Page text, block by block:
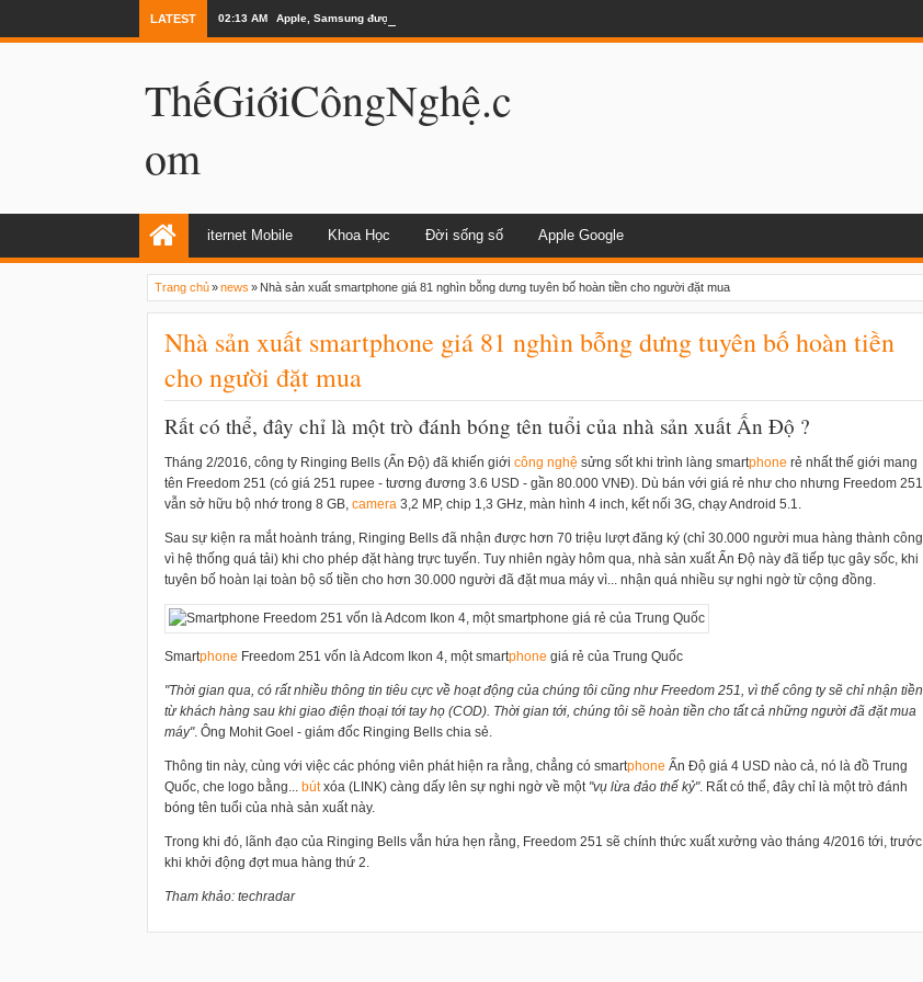
LATEST 02:13 AM Apple, Samsung được kêu gọi chặn ứng dụng khi lái xe
ThếGiớiCôngNghệ.c
om
iternet Mobile Khoa Học Đời sống số Apple Google
Trang chủ»news » Nhà sản xuất smartphone giá 81 nghìn bỗng dưng tuyên bố hoàn tiền cho người đặt mua
Nhà sản xuất smartphone giá 81 nghìn bỗng dưng tuyên bố hoàn tiền
cho người đặt mua
Rất có thể, đây chỉ là một trò đánh bóng tên tuổi của nhà sản xuất Ấn Độ ?
Tháng 2/2016, công ty Ringing Bells (Ấn Độ) đã khiến giới công nghệ sửng sốt khi trình làng smartphone rẻ nhất thế giới mang
tên Freedom 251 (có giá 251 rupee - tương đương 3.6 USD - gần 80.000 VNĐ). Dù bán với giá rẻ như cho nhưng Freedom 251
vẫn sở hữu bộ nhớ trong 8 GB, camera 3,2 MP, chip 1,3 GHz, màn hình 4 inch, kết nối 3G, chạy Android 5.1.
Sau sự kiện ra mắt hoành tráng, Ringing Bells đã nhận được hơn 70 triệu lượt đăng ký (chỉ 30.000 người mua hàng thành công
vì hệ thống quá tải) khi cho phép đặt hàng trực tuyến. Tuy nhiên ngày hôm qua, nhà sản xuất Ấn Độ này đã tiếp tục gây sốc, khi
tuyên bố hoàn lại toàn bộ số tiền cho hơn 30.000 người đã đặt mua máy vì... nhận quá nhiều sự nghi ngờ từ cộng đồng.
Smartphone Freedom 251 vốn là Adcom Ikon 4, một smartphone giá rẻ của Trung Quốc
"Thời gian qua, có rất nhiều thông tin tiêu cực về hoạt động của chúng tôi cũng như Freedom 251, vì thế công ty sẽ chỉ nhận tiền
từ khách hàng sau khi giao điện thoại tới tay họ (COD). Thời gian tới, chúng tôi sẽ hoàn tiền cho tất cả những người đã đặt mua
máy". Ông Mohit Goel - giám đốc Ringing Bells chia sẻ.
Thông tin này, cùng với việc các phóng viên phát hiện ra rằng, chẳng có smartphone Ấn Độ giá 4 USD nào cả, nó là đồ Trung
Quốc, che logo bằng... bútxóa (LINK) càng dấy lên sự nghi ngờ về một"vụ lừa đảo thế kỷ". Rất có thể, đây chỉ là một trò đánh
bóng tên tuổi của nhà sản xuất này.
Trong khi đó, lãnh đạo của Ringing Bells vẫn hứa hẹn rằng, Freedom 251 sẽ chính thức xuất xưởng vào tháng 4/2016 tới, trước
khi khởi động đợt mua hàng thứ 2.
Tham khảo: techradar